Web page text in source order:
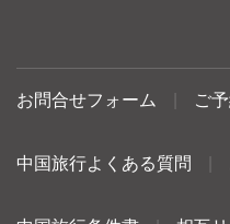
お問合せフォーム ご
中国旅行よくある質問